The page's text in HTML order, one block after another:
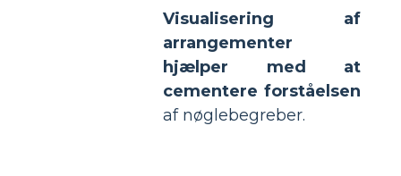
Visualisering af
arrangementer
hjælper med at
cementere forståelsen
af nøglebegreber.